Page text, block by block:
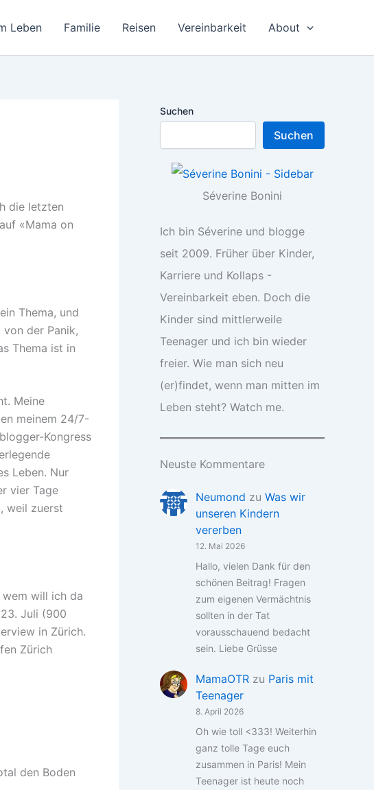
Leben Familie Reisen Vereinbarkeit About
die letzten
«Mama on
Thema, und
von der Panik,
Thema ist in
Meine
meinem 24/7-
Kongress
Leben. Nur
vier Tage
weil zuerst
will ich da
Juli (900
in Zürich.
Zürich
den Boden
Suchen
Suchen
Séverine Bonini
Ich bin Séverine und blogge
seit 2009. Früher über Kinder,
Karriere und Kollaps -
Vereinbarkeit eben. Doch die
Kinder sind mittlerweile
Teenager und ich bin wieder
freier. Wie man sich neu
(er)findet, wenn man mitten im
Leben steht? Watch me.
Neuste Kommentare
Neumond zu Was wir
unseren Kindern
vererben
12. Mai 2026
Hallo, vielen Dank für den
schönen Beitrag! Fragen
zum eigenen Vermächtnis
sollten in der Tat
vorausschauend bedacht
sein. Liebe Grüsse
MamaOTR zu Paris mit
Teenager
8. April 2026
Oh wie toll <333! Weiterhin
ganz tolle Tage euch
zusammen in Paris! Mein
Teenager ist heute noch